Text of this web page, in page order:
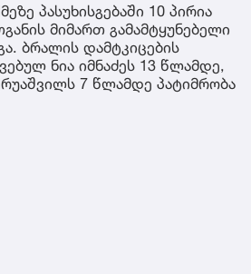
პასუხისგებაში 10 პირია
მიმართ გამამტყუნებელი
ბრალის დამტკიცების
ნია იმნაძეს 13 წლამდე,
7 წლამდე პატიმრობა